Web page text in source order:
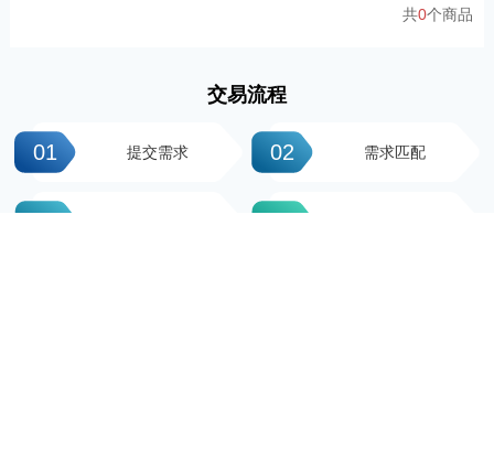
共0个商品
交易流程
01 提交需求 02 需求匹配
03 04